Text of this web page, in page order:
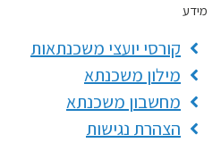
קורסי יועצי משכנתאות
מילון משכנתא
מחשבון משכנתא
הצהרת נגישות